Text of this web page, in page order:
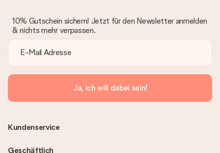
10% Gutschein sichern! Jetzt für den Newsletter anmelden
& nichts mehr verpassen.
Ja, ich will dabei sein!
Kundenservice
Geschäftlich